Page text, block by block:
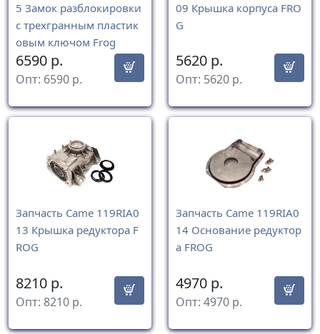
5 Замок разблокировки
с трехгранным пластик
овым ключом Frog
6590 р.
Опт: 6590 р.
09 Крышка корпуса FRO
G
5620 р.
Опт: 5620 р.
Запчасть Came 119RIA0
13 Крышка редуктора F
ROG
8210 р.
Опт: 8210 р.
Запчасть Came 119RIA0
14 Основание редуктор
а FROG
4970 р.
Опт: 4970 р.